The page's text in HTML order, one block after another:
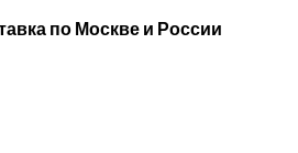
по Москве и России